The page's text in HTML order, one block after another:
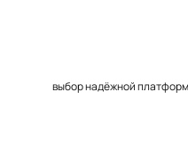
выбор надёжной